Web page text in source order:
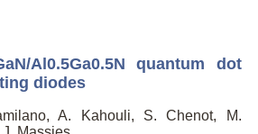
Al0.5Ga0.5N quantum dot
diodes
A. Kahouli, S. Chenot, M.